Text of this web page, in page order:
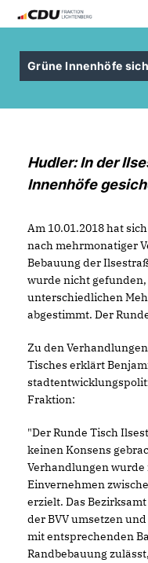
Grüne Innenhöfe
Hudler: In der
Innenhöfe
Am 10.01.2018 hat
nach mehrmonatiger
Bebauung der
wurde nicht
unterschiedlichen
abgestimmt. Der
Zu den
Tisches erklärt
Fraktion:
"Der Runde Tisch
keinen Konsens
Verhandlungen
Einvernehmen
erzielt. Das
der BVV umsetzen
mit entsprechenden
Randbebauung